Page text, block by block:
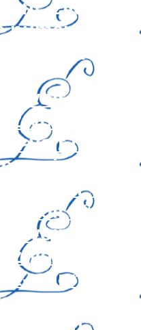
cliquez
numéro de
choix
voir n° 53
voir n° 52
voir n° 51
voir n° 50
voir n° 49
voir n° 48
voir n° 47
voir n° 46
voir n° 45
voir n° 44
voir n° 43